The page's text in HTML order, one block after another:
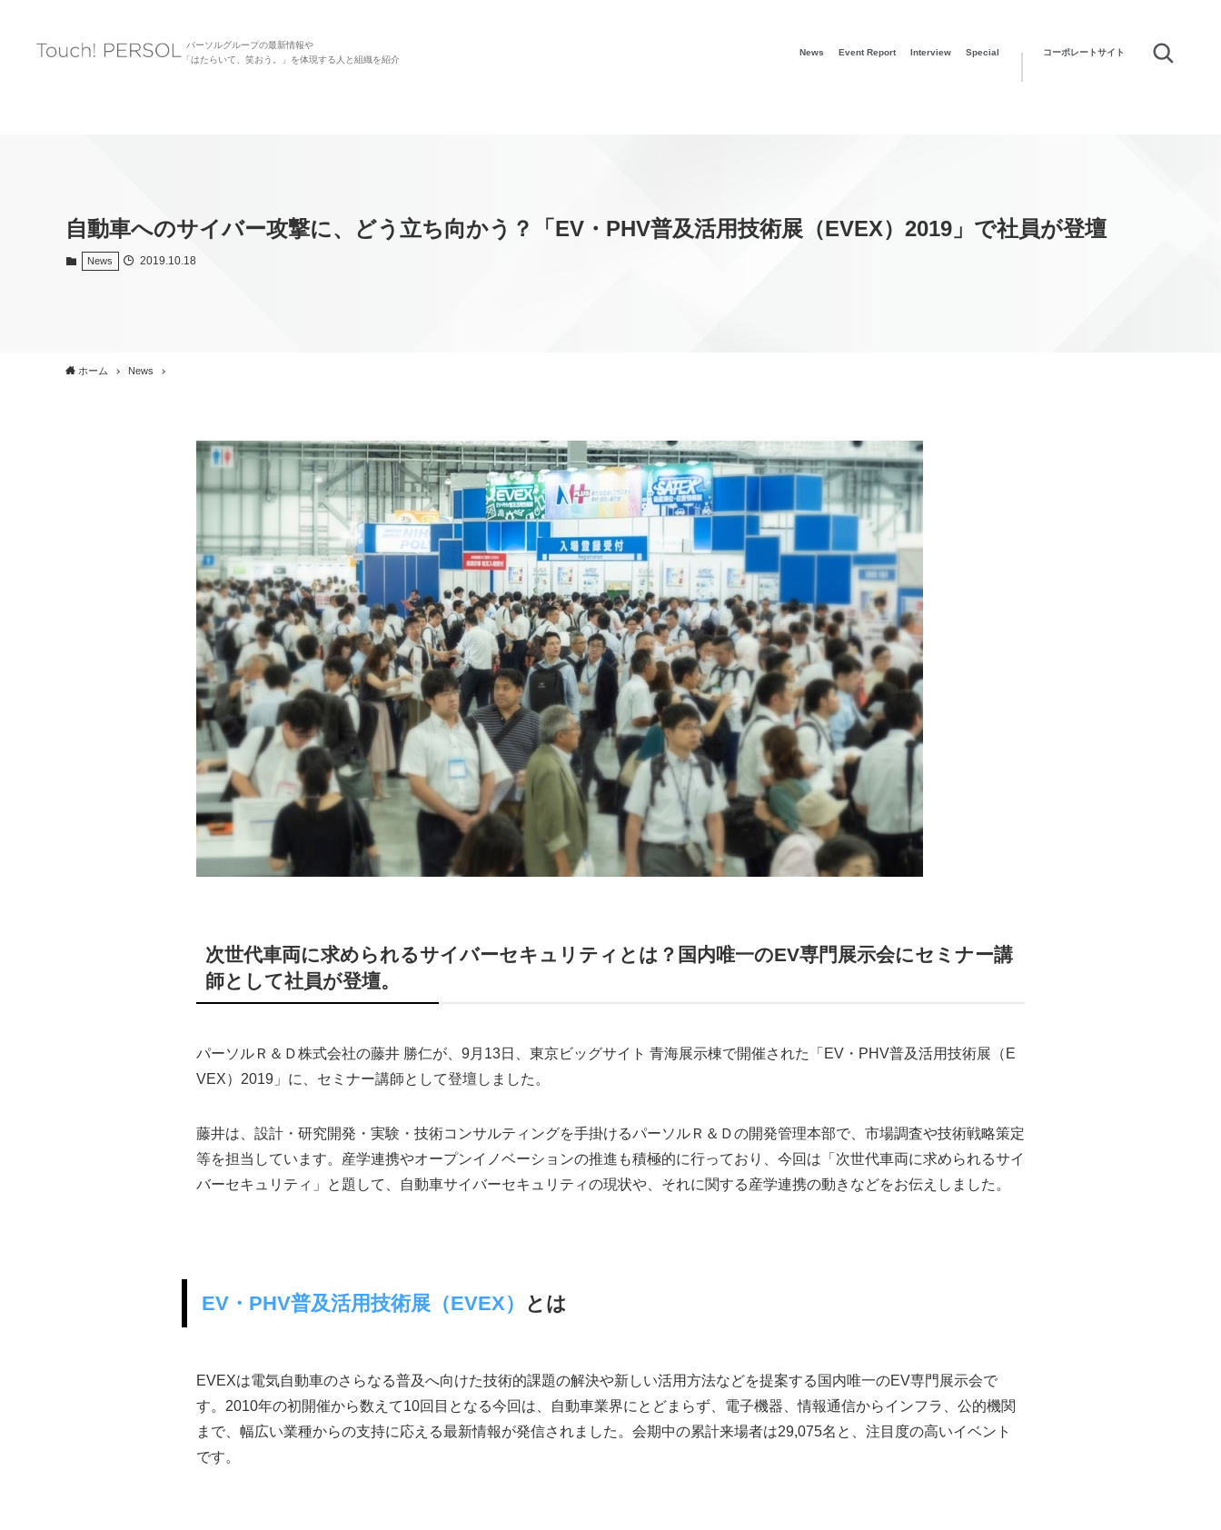
パーソルグループの最新情報や
「はたらいて、笑おう。」を体現する人と組織を紹介
News Event Report Interview Special コーポレートサイト
自動車へのサイバー攻撃に、どう立ち向かう？「EV・PHV普及活用技術展（EVEX）2019」で社員が登壇
News 2019.10.18
ホーム News
次世代車両に求められるサイバーセキュリティとは？国内唯一のEV専門展示会にセミナー講
師として社員が登壇。
パーソルＲ＆Ｄ株式会社の藤井 勝仁が、9月13日、東京ビッグサイト 青海展示棟で開催された「EV・PHV普及活用技術展（E
VEX）2019」に、セミナー講師として登壇しました。
藤井は、設計・研究開発・実験・技術コンサルティングを手掛けるパーソルＲ＆Ｄの開発管理本部で、市場調査や技術戦略策定
等を担当しています。産学連携やオープンイノベーションの推進も積極的に行っており、今回は「次世代車両に求められるサイ
バーセキュリティ」と題して、自動車サイバーセキュリティの現状や、それに関する産学連携の動きなどをお伝えしました。
EV・PHV普及活用技術展（EVEX） とは
EVEXは電気自動車のさらなる普及へ向けた技術的課題の解決や新しい活用方法などを提案する国内唯一のEV専門展示会で
す。2010年の初開催から数えて10回目となる今回は、自動車業界にとどまらず、電子機器、情報通信からインフラ、公的機関
まで、幅広い業種からの支持に応える最新情報が発信されました。会期中の累計来場者は29,075名と、注目度の高いイベント
です。